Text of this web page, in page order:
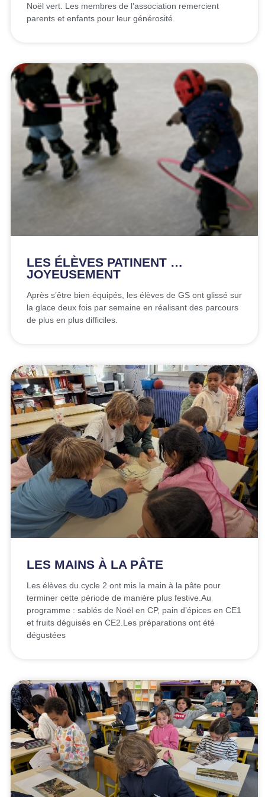
Noël vert. Les membres de l’association remercient
parents et enfants pour leur générosité.
LES ÉLÈVES PATINENT …
JOYEUSEMENT
Après s’être bien équipés, les élèves de GS ont glissé sur
la glace deux fois par semaine en réalisant des parcours
de plus en plus difficiles.
LES MAINS À LA PÂTE
Les élèves du cycle 2 ont mis la main à la pâte pour
terminer cette période de manière plus festive.Au
programme : sablés de Noël en CP, pain d’épices en CE1
et fruits déguisés en CE2.Les préparations ont été
dégustées